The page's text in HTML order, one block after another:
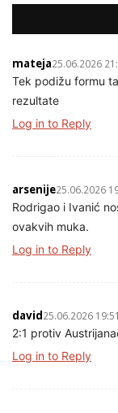
mateja25.06.2026
Tek podižu formu
rezultate
Log in to Reply
arsenije25.06.2026
Rodrigao i Ivanić
ovakvih muka.
Log in to Reply
david25.06.2026 19:51
2:1 protiv
Log in to Reply